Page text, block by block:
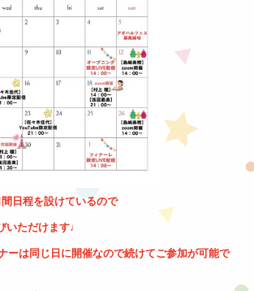
日程を設けているので
いただけます♩
ーは同じ日に開催なので続けてご参加が可能で